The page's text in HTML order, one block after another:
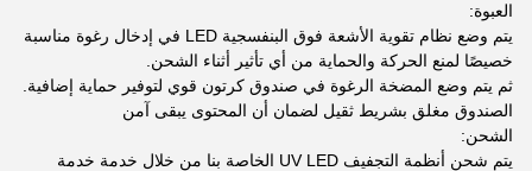
العبوة:
يتم وضع نظام تقوية الأشعة فوق البنفسجية LED في إدخال رغوة مناسبة
خصيصًا لمنع الحركة والحماية من أي تأثير أثناء الشحن.
ثم يتم وضع المضخة الرغوة في صندوق كرتون قوي لتوفير حماية إضافية.
الصندوق مغلق بشريط ثقيل لضمان أن المحتوى يبقى آمن
الشحن:
يتم شحن أنظمة التجفيف UV LED الخاصة بنا من خلال خدمة خدمة